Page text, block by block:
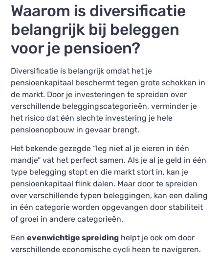
Waarom is diversificatie
belangrijk bij beleggen
voor je pensioen?
Diversificatie is belangrijk omdat het je
pensioenkapitaal beschermt tegen grote schokken in
de markt. Door je investeringen te spreiden over
verschillende beleggingscategorieën, verminder je
het risico dat één slechte investering je hele
pensioenopbouw in gevaar brengt.
Het bekende gezegde “leg niet al je eieren in één
mandje” vat het perfect samen. Als je al je geld in één
type belegging stopt en die markt stort in, kan je
pensioenkapitaal flink dalen. Maar door te spreiden
over verschillende typen beleggingen, kan een daling
in één categorie worden opgevangen door stabiliteit
of groei in andere categorieën.
Eenevenwichtige spreiding helpt je ook om door
verschillende economische cycli heen te navigeren.